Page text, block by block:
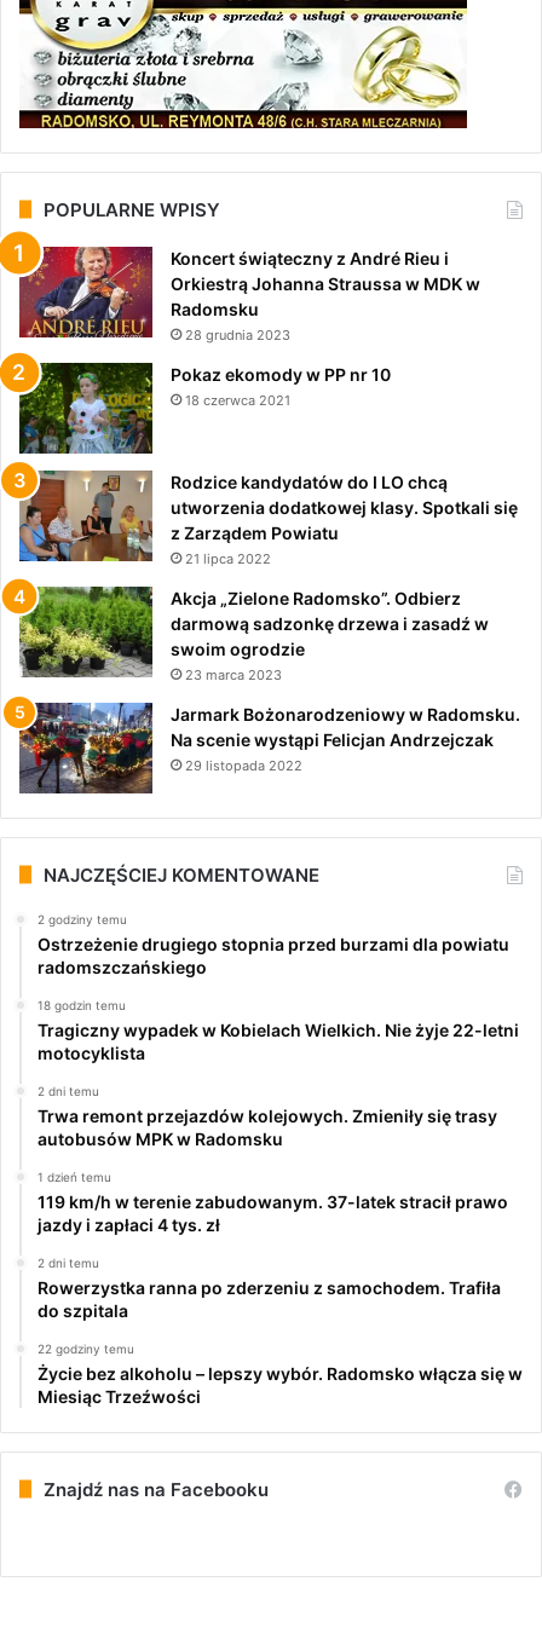
POPULARNE WPISY
Koncert świąteczny z André Rieu i
Orkiestrą Johanna Straussa w MDK w
Radomsku
28 grudnia 2023
Pokaz ekomody w PP nr 10
18 czerwca 2021
Rodzice kandydatów do I LO chcą
utworzenia dodatkowej klasy. Spotkali się
z Zarządem Powiatu
21 lipca 2022
Akcja „Zielone Radomsko”. Odbierz
darmową sadzonkę drzewa i zasadź w
swoim ogrodzie
23 marca 2023
Jarmark Bożonarodzeniowy w Radomsku.
Na scenie wystąpi Felicjan Andrzejczak
29 listopada 2022
NAJCZĘŚCIEJ KOMENTOWANE
2 godziny temu
Ostrzeżenie drugiego stopnia przed burzami dla powiatu
radomszczańskiego
18 godzin temu
Tragiczny wypadek w Kobielach Wielkich. Nie żyje 22-letni
motocyklista
2 dni temu
Trwa remont przejazdów kolejowych. Zmieniły się trasy
autobusów MPK w Radomsku
1 dzień temu
119 km/h w terenie zabudowanym. 37-latek stracił prawo
jazdy i zapłaci 4 tys. zł
2 dni temu
Rowerzystka ranna po zderzeniu z samochodem. Trafiła
do szpitala
22 godziny temu
Życie bez alkoholu – lepszy wybór. Radomsko włącza się w
Miesiąc Trzeźwości
Znajdź nas na Facebooku